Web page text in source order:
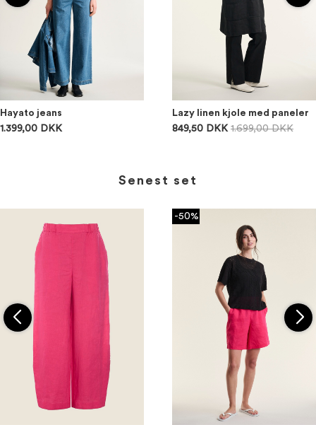
Hayato jeans
1.399,00 DKK
Lazy linen kjole med paneler
849,50 DKK 1.699,00 DKK
Senest set
-50%